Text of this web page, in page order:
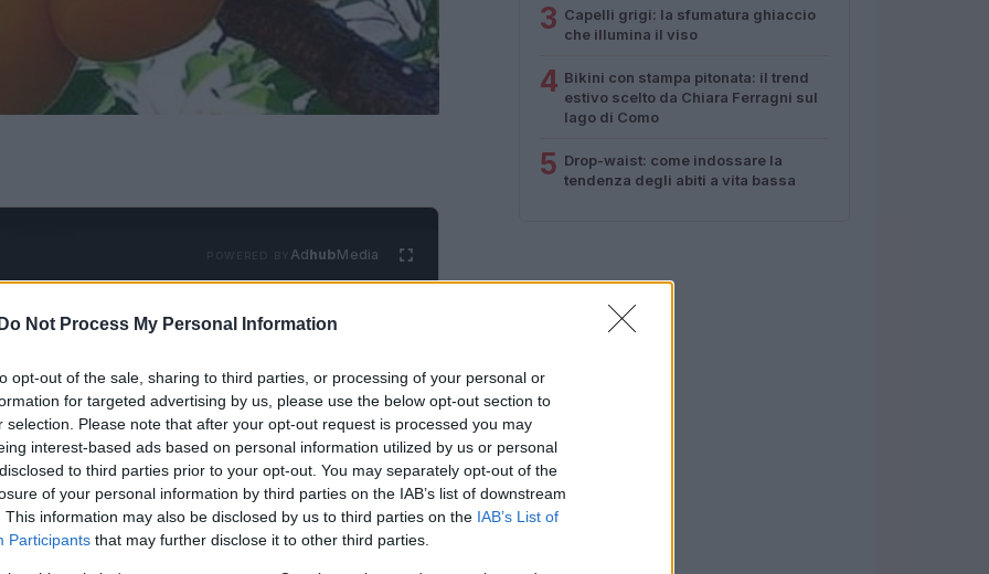
Do Not Process My Personal Information
opt-out of the sale, sharing to third parties, or processing of your personal or
for targeted advertising by us, please use the below opt-out section to
selection. Please note that after your opt-out request is processed you may
interest-based ads based on personal information utilized by us or personal
to third parties prior to your opt-out. You may separately opt-out of the
of your personal information by third parties on the IAB’s list of downstream
This information may also be disclosed by us to third parties on the IAB’s List of
Participants that may further disclose it to other third parties.
POWERED BY AdhubMedia
essenziali come il beta-carotene, i sali di
e varie vitamine. Questo fattore, ha
utilizzata in maschere e esfolianti.
spesso scartato, che è fonte di un
3 Capelli grigi: la sfumatura ghiaccio
che illumina il viso
4 Bikini con stampa pitonata: il trend
estivo scelto da Chiara Ferragni sul
lago di Como
5 Drop-waist: come indossare la
tendenza degli abiti a vita bassa